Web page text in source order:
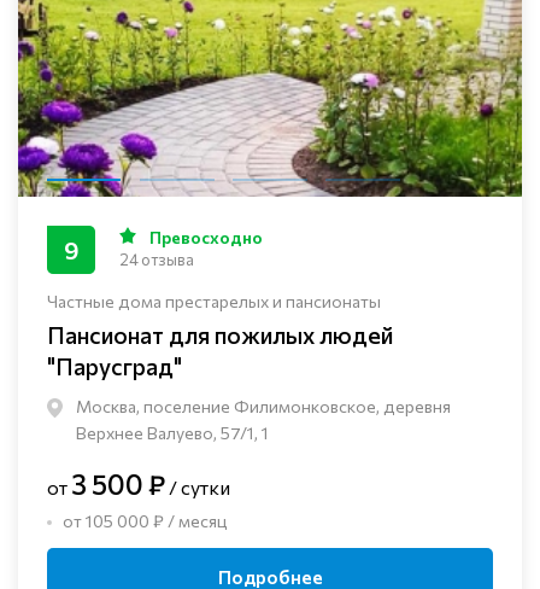
Частные дома престарелых и пансионаты
Пансионат для пожилых людей
"Парусград"
Москва, поселение Филимонковское, деревня
Верхнее Валуево, 57/1, 1
9 Превосходно
24 отзыва
от 3 500 ₽ / сутки
от 105 000 ₽ / месяц
Подробнее